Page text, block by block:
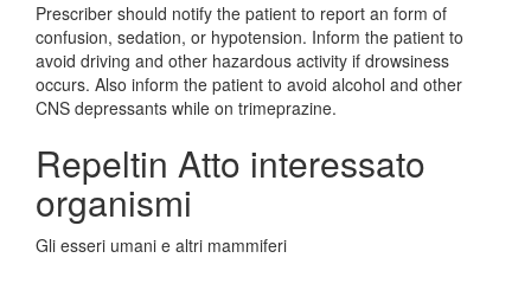
Prescriber should notify the patient to report an form of
confusion, sedation, or hypotension. Inform the patient to
avoid driving and other hazardous activity if drowsiness
occurs. Also inform the patient to avoid alcohol and other
CNS depressants while on trimeprazine.
Repeltin Atto interessato
organismi
Gli esseri umani e altri mammiferi